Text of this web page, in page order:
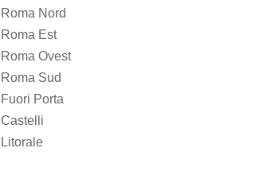
CUCINA
Roma Nord
Roma Est
Roma Ovest
Roma Sud
Fuori Porta
Castelli
Litorale